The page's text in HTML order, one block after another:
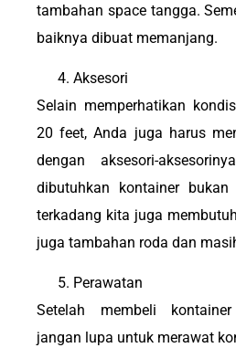
tambahan space tangga.
baiknya dibuat memanjang.
Aksesori
Selain memperhatikan
20 feet, Anda juga harus
dengan aksesori-
dibutuhkan kontainer
terkadang kita juga
juga tambahan roda dan
Perawatan
Setelah membeli
jangan lupa untuk merawat